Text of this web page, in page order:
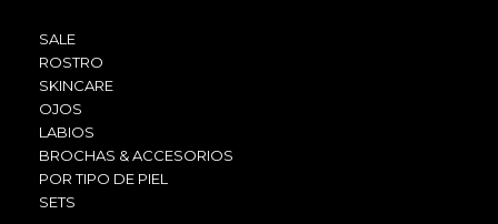
SALE
ROSTRO
SKINCARE
OJOS
LABIOS
BROCHAS & ACCESORIOS
POR TIPO DE PIEL
SETS